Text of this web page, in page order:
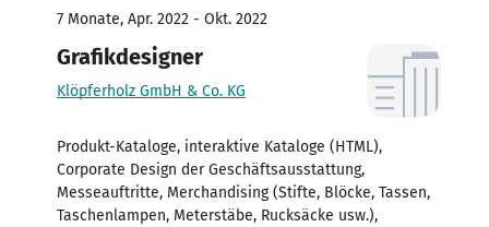
7 Monate, Apr. 2022 - Okt. 2022
Grafikdesigner
Klöpferholz GmbH & Co. KG
Produkt-Kataloge, interaktive Kataloge (HTML),
Corporate Design der Geschäftsausstattung,
Messeauftritte, Merchandising (Stifte, Blöcke, Tassen,
Taschenlampen, Meterstäbe, Rucksäcke usw.),